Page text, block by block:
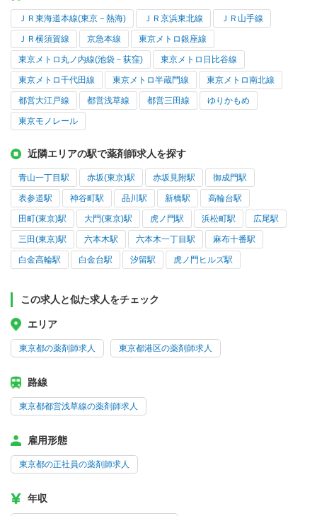
ＪＲ東海道本線(東京－熱海) ＪＲ京浜東北線 ＪＲ山手線
ＪＲ横須賀線 京急本線 東京メトロ銀座線
東京メトロ丸ノ内線(池袋－荻窪) 東京メトロ日比谷線
東京メトロ千代田線 東京メトロ半蔵門線 東京メトロ南北線
都営大江戸線 都営浅草線 都営三田線 ゆりかもめ
東京モノレール
近隣エリアの駅で薬剤師求人を探す
青山一丁目駅 赤坂(東京)駅 赤坂見附駅 御成門駅
表参道駅 神谷町駅 品川駅 新橋駅 高輪台駅
田町(東京)駅 大門(東京)駅 虎ノ門駅 浜松町駅 広尾駅
三田(東京)駅 六本木駅 六本木一丁目駅 麻布十番駅
白金高輪駅 白金台駅 汐留駅 虎ノ門ヒルズ駅
この求人と似た求人をチェック
エリア
東京都の薬剤師求人 東京都港区の薬剤師求人
路線
東京都都営浅草線の薬剤師求人
雇用形態
東京都の正社員の薬剤師求人
年収